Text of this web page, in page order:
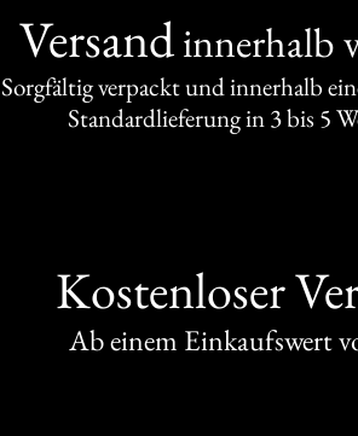
Versandinnerhalb
Sorgfältig verpackt und innerhalb
Standardlieferung in 3 bis 5
Kostenloser
Ab einem Einkaufswert